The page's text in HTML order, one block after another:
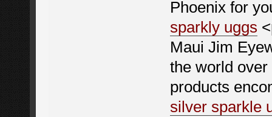
Phoenix for
sparkly uggs
Maui Jim
the world
products
silver sparkle